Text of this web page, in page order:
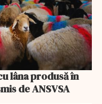
de ANSVSA